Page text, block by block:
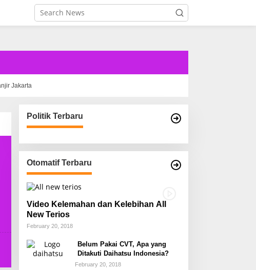
Jakarta
Politik Terbaru
Otomatif Terbaru
Video Kelemahan dan Kelebihan All
New Terios
February 20, 2018
Belum Pakai CVT, Apa yang
Ditakuti Daihatsu Indonesia?
February 20, 2018